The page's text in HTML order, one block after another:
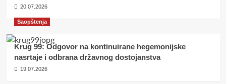
20.07.2026
Saopštenja
Krug 99: Odgovor na kontinuirane hegemonijske
nasrtaje i odbrana državnog dostojanstva
19.07.2026